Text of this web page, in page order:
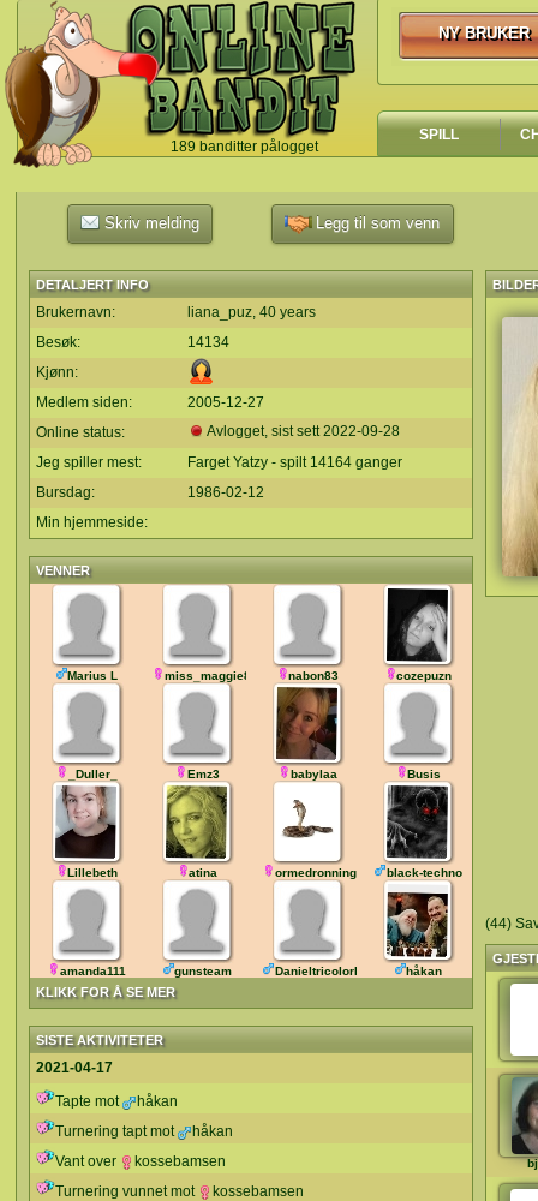
189 banditter pålogget
`
NY BRUKER
NY BRUKER
SPILL
Skriv melding Legg til som venn
DETALJERT INFO
Brukernavn:
liana_puz, 40 years
Besøk:
14134
Kjønn:
Medlem siden:
2005-12-27
Online status:
Avlogget, sist sett2022-09-28
Jeg spiller mest:
Farget Yatzy - spilt 14164 ganger
Bursdag:
1986-02-12
Min hjemmeside:
VENNER
KLIKK FOR Å SE MER
Marius L miss_maggie84 nabon83 cozepuzn
_Duller_ Emz3 babylaa Busis
Lillebeth atina ormedronningen black-techno
amanda111 gunsteam DanieltricolorRJ håkan
SISTE AKTIVITETER
2021-04-17
Tapte mot
håkan
Turnering tapt mot
håkan
Vant over
kossebamsen
Turnering vunnet mot
kossebamsen
(44)